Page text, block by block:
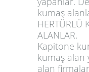
kumaş
HERTÜRLÜ
ALANLAR.
Kapitone
kumaş alan
alan